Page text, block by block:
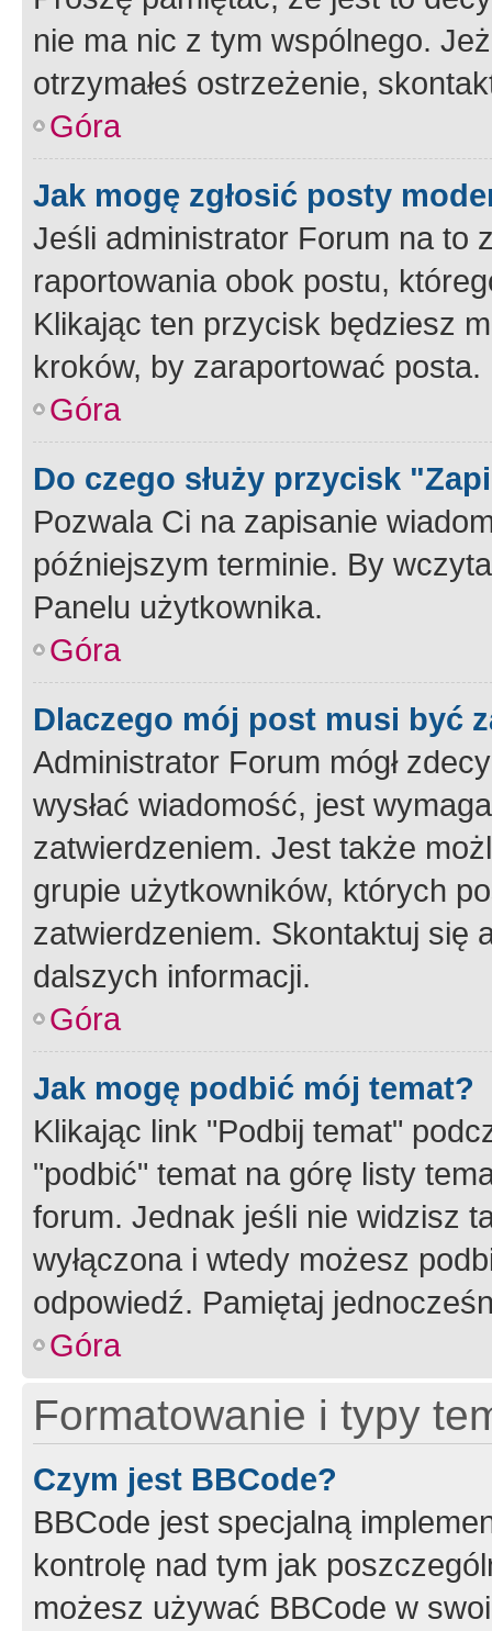
nie ma nic z tym wspólnego.
otrzymałeś ostrzeżenie,
Góra
Jak mogę zgłosić posty
Jeśli administrator Forum na to
raportowania obok postu,
Klikając ten przycisk będziesz
kroków, by zaraportować posta.
Góra
Do czego służy przycisk
Pozwala Ci na zapisanie
późniejszym terminie. By
Panelu użytkownika.
Góra
Dlaczego mój post musi być
Administrator Forum mógł
wysłać wiadomość, jest
zatwierdzeniem. Jest także
grupie użytkowników, których
zatwierdzeniem. Skontaktuj się
dalszych informacji.
Góra
Jak mogę podbić mój temat?
Klikając link "Podbij temat"
"podbić" temat na górę listy
forum. Jednak jeśli nie widzisz
wyłączona i wtedy możesz
odpowiedź. Pamiętaj
Góra
Formatowanie i typy
Czym jest BBCode?
BBCode jest specjalną
kontrolę nad tym jak
możesz używać BBCode w